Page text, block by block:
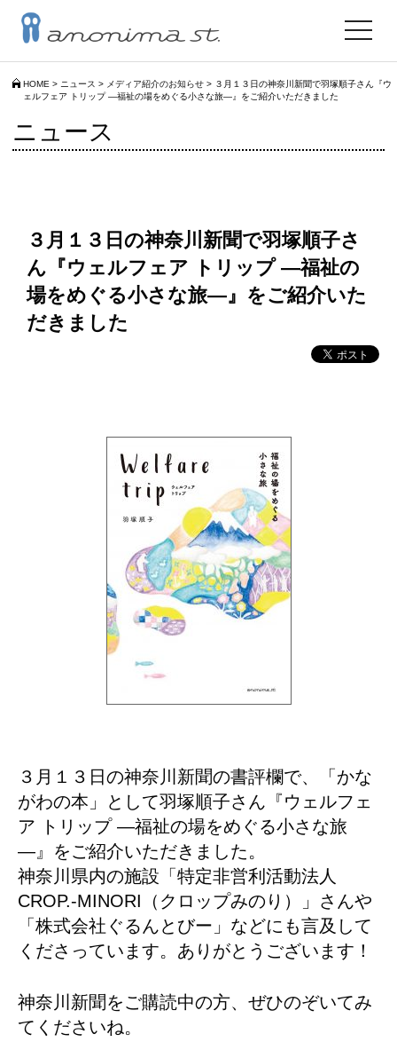
HOME > ニュース > メディア紹介のお知らせ > ３月１３日の神奈川新聞で羽塚順子さん『ウ
ェルフェア トリップ ―福祉の場をめぐる小さな旅―』をご紹介いただきました
toggle
ニュース
３月１３日の神奈川新聞で羽塚順子さ
ん『ウェルフェア トリップ ―福祉の
場をめぐる小さな旅―』をご紹介いた
だきました
３月１３日の神奈川新聞の書評欄で、「かな
がわの本」として羽塚順子さん『ウェルフェ
ア トリップ ―福祉の場をめぐる小さな旅
―』をご紹介いただきました。
神奈川県内の施設「特定非営利活動法人
CROP.-MINORI（クロップみのり）」さんや
「株式会社ぐるんとびー」などにも言及して
くださっています。ありがとうございます！
神奈川新聞をご購読中の方、ぜひのぞいてみ
てくださいね。